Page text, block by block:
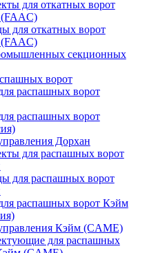
для откатных ворот
для откатных ворот
секционных
ворот
распашных ворот
распашных ворот
Дорхан
для распашных ворот
для распашных ворот
распашных ворот Кэйм
Кэйм (CAME)
для распашных